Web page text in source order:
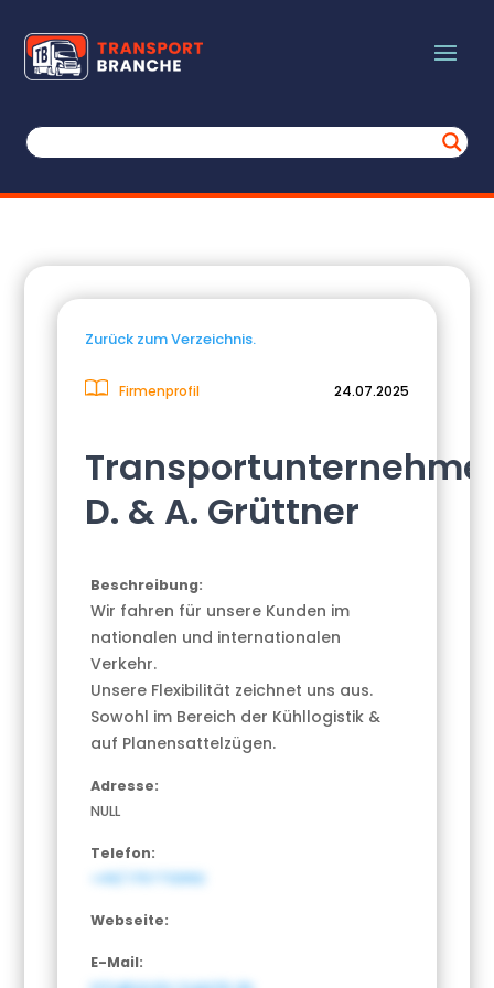
Zurück zum Verzeichnis.
Firmenprofil 24.07.2025
D. & A. Grüttner
Beschreibung:
Wir fahren für unsere Kunden im
nationalen und internationalen
Verkehr.
Unsere Flexibilität zeichnet uns aus.
Sowohl im Bereich der Kühllogistik &
auf Planensattelzügen.
Adresse:
NULL
Telefon:
+49/ 1757712992
Webseite:
E-Mail: